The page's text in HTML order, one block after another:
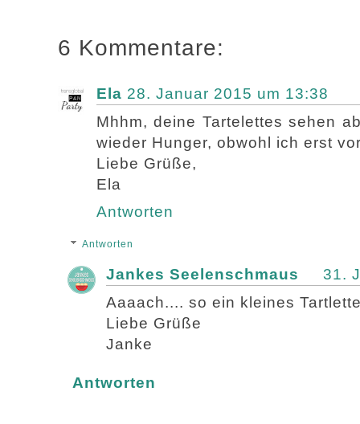
6 Kommentare:
Ela 28. Januar 2015 um 13:38
Mhhm, deine Tartelettes sehen
wieder Hunger, obwohl ich erst
Liebe Grüße,
Ela
Antworten
Antworten
Jankes Seelenschmaus
31.
Aaaach.... so ein kleines
Liebe Grüße
Janke
Antworten